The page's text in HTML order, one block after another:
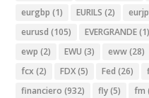
eurgbp (1) EURILS (2)
eurusd (105) EVERGRANDE(1)
ewp (2) EWU (3) eww(28)
fcx (2) FDX(5) Fed (26)
financiero (932) fly(5) fm